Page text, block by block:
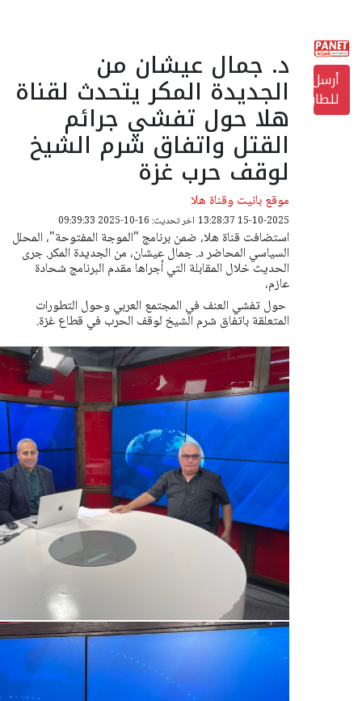
أرسل
للطابعة
د. جمال عيشان من
الجديدة المكر يتحدث لقناة
هلا حول تفشي جرائم
القتل واتفاق شرم الشيخ
لوقف حرب غزة
موقع بانيت وقناة هلا
15-10-2025 13:28:37 اخر تحديث: 16-10-2025 09:39:33
استضافت قناة هلا، ضمن برنامج "الموجة المفتوحة"، المحلل
السياسي المحاضر د. جمال عيشان، من الجديدة المكر. جرى
الحديث خلال المقابلة التي أجراها مقدم البرنامج شحادة
عازم،
حول تفشي العنف في المجتمع العربي وحول التطورات
المتعلقة باتفاق شرم الشيخ لوقف الحرب في قطاع غزة.